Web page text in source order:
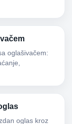
oglašivačem:
oglas kroz